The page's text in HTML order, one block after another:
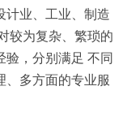
计业、工业、制造
较为复杂、繁琐的
验，分别满足 不同
、多方面的专业服